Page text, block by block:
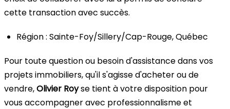
cette transaction avec succès.
Région : Sainte-Foy/Sillery/Cap-Rouge, Québec
Pour toute question ou besoin d'assistance dans vos
projets immobiliers, qu'il s'agisse d'acheter ou de
vendre,Olivier Royse tient à votre disposition pour
vous accompagner avec professionnalisme et